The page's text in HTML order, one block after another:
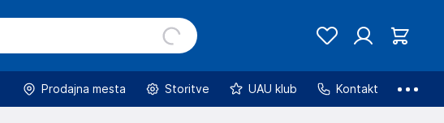
Prodajna mesta Storitve UAU klub Kontakt